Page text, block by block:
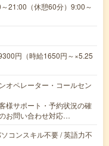
21:00（休憩60分）9:00～
円（時給1650円～×5.25
オペレーター・コールセン
様サポート・予約状況の確
お問い合わせ対応…
コンスキル不要 / 英語力不